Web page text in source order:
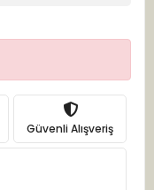
Güvenli Alışveriş